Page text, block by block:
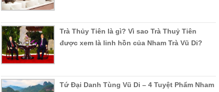
Trà Thủy Tiên là gì? Vì sao Trà Thuỷ Tiên
được xem là linh hồn của Nham Trà Vũ Di?
Tứ Đại Danh Tùng Vũ Di – 4 Tuyệt Phẩm Nham